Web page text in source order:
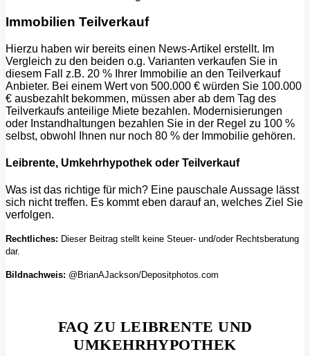
Immobilien Teilverkauf
Hierzu haben wir bereits einen News-Artikel erstellt. Im
Vergleich zu den beiden o.g. Varianten verkaufen Sie in
diesem Fall z.B. 20 % Ihrer Immobilie an den Teilverkauf
Anbieter. Bei einem Wert von 500.000 € würden Sie 100.000
€ ausbezahlt bekommen, müssen aber ab dem Tag des
Teilverkaufs anteilige Miete bezahlen. Modernisierungen
oder Instandhaltungen bezahlen Sie in der Regel zu 100 %
selbst, obwohl Ihnen nur noch 80 % der Immobilie gehören.
Leibrente, Umkehrhypothek oder Teilverkauf
Was ist das richtige für mich? Eine pauschale Aussage lässt
sich nicht treffen. Es kommt eben darauf an, welches Ziel Sie
verfolgen.
Rechtliches: Dieser Beitrag stellt keine Steuer- und/oder Rechtsberatung
dar.
Bildnachweis: @BrianAJackson/Depositphotos.com
FAQ ZU LEIBRENTE UND
UMKEHRHYPOTHEK